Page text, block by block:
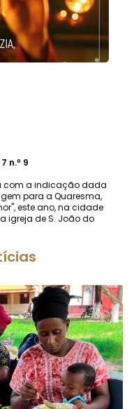
n.º 9
com a indicação dada
para a Quaresma,
este ano, na cidade
igreja de S. João do